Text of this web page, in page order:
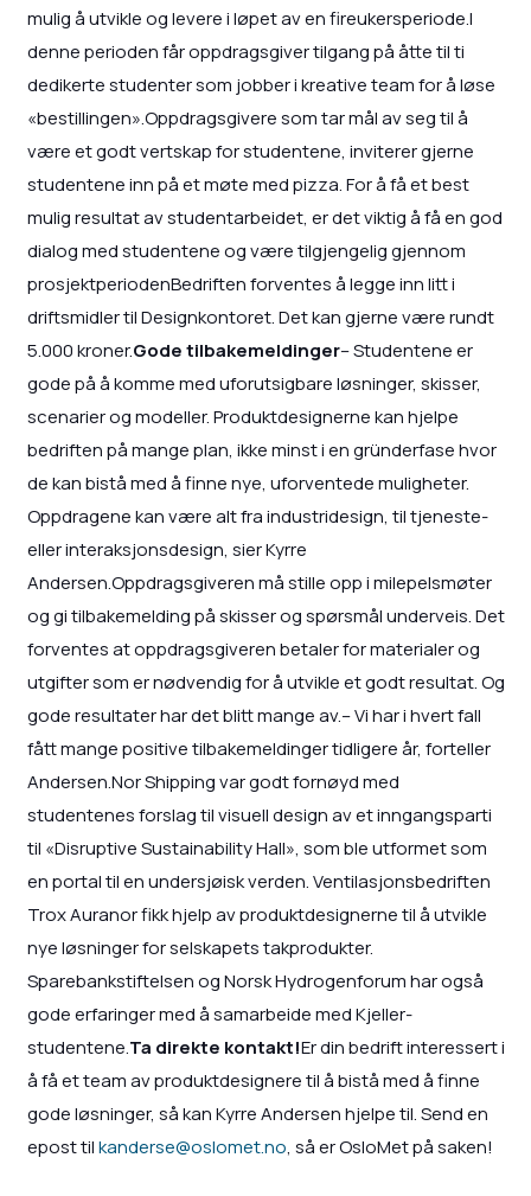
mulig å utvikle og levere i løpet av en fireukersperiode.I
denne perioden får oppdragsgiver tilgang på åtte til ti
dedikerte studenter som jobber i kreative team for å løse
«bestillingen».Oppdragsgivere som tar mål av seg til å
være et godt vertskap for studentene, inviterer gjerne
studentene inn på et møte med pizza. For å få et best
mulig resultat av studentarbeidet, er det viktig å få en god
dialog med studentene og være tilgjengelig gjennom
prosjektperiodenBedriften forventes å legge inn litt i
driftsmidler til Designkontoret. Det kan gjerne være rundt
5.000 kroner.Gode tilbakemeldinger– Studentene er
gode på å komme med uforutsigbare løsninger, skisser,
scenarier og modeller. Produktdesignerne kan hjelpe
bedriften på mange plan, ikke minst i en gründerfase hvor
de kan bistå med å finne nye, uforventede muligheter.
Oppdragene kan være alt fra industridesign, til tjeneste-
eller interaksjonsdesign, sier Kyrre
Andersen.Oppdragsgiveren må stille opp i milepelsmøter
og gi tilbakemelding på skisser og spørsmål underveis. Det
forventes at oppdragsgiveren betaler for materialer og
utgifter som er nødvendig for å utvikle et godt resultat. Og
gode resultater har det blitt mange av.– Vi har i hvert fall
fått mange positive tilbakemeldinger tidligere år, forteller
Andersen.Nor Shipping var godt fornøyd med
studentenes forslag til visuell design av et inngangsparti
til «Disruptive Sustainability Hall», som ble utformet som
en portal til en undersjøisk verden. Ventilasjonsbedriften
Trox Auranor fikk hjelp av produktdesignerne til å utvikle
nye løsninger for selskapets takprodukter.
Sparebankstiftelsen og Norsk Hydrogenforum har også
gode erfaringer med å samarbeide med Kjeller-
studentene.Ta direkte kontakt!Er din bedrift interessert i
å få et team av produktdesignere til å bistå med å finne
gode løsninger, så kan Kyrre Andersen hjelpe til. Send en
epost tilkanderse@oslomet.no, så er OsloMet på saken!